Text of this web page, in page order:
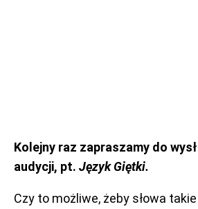
Kolejny raz zapraszamy do
audycji, pt. Język Giętki.
Czy to możliwe, żeby słowa